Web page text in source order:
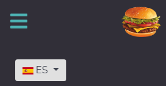
Seleccione su idioma
ES